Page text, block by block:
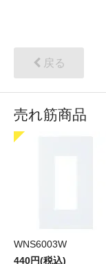
戻る
売れ筋商品
WNS6003W
440円(税込)